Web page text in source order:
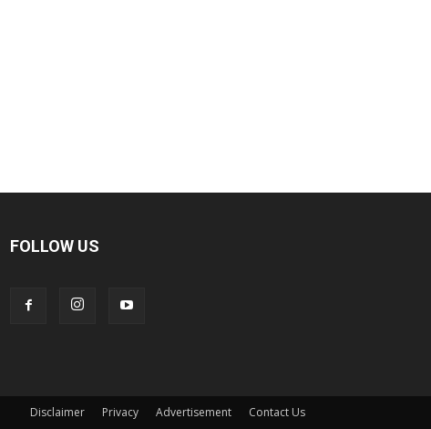
FOLLOW US
Disclaimer Privacy Advertisement Contact Us